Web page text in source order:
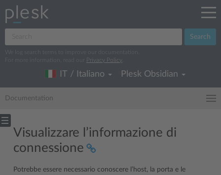
Search
We log search terms to improve our documentation.
For more information, read our
Privacy Policy
IT / Italiano Plesk Obsidian
Documentation
Visualizzare l’informazione di
connessione
Potrebbe essere necessario conoscere l’host, la porta e le